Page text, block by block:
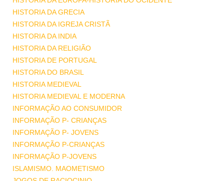
HISTORIA DA GRECIA
HISTORIA DA IGREJA CRISTÃ
HISTORIA DA INDIA
HISTORIA DA RELIGIÃO
HISTORIA DE PORTUGAL
HISTORIA DO BRASIL
HISTORIA MEDIEVAL
HISTORIA MEDIEVAL E MODERNA
INFORMAÇÃO AO CONSUMIDOR
INFORMAÇÃO P- CRIANÇAS
INFORMAÇÃO P- JOVENS
INFORMAÇÃO P-CRIANÇAS
INFORMAÇÃO P-JOVENS
ISLAMISMO. MAOMETISMO